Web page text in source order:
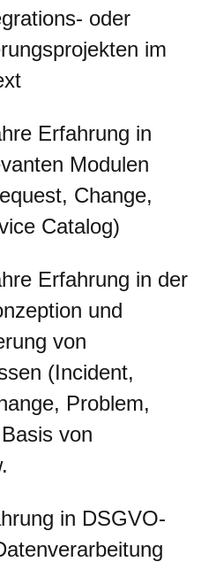
oder
im
Erfahrung in
Modulen
Change,
Catalog)
Erfahrung in der
und
von
(Incident,
Problem,
von
in DSGVO-